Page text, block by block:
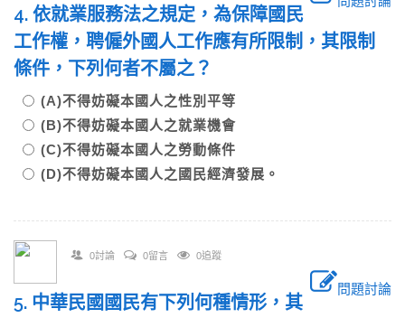
4. 依就業服務法之規定，為保障國民
工作權，聘僱外國人工作應有所限制，其限制
條件，下列何者不屬之？
(A)不得妨礙本國人之性別平等
(B)不得妨礙本國人之就業機會
(C)不得妨礙本國人之勞動條件
(D)不得妨礙本國人之國民經濟發展。
0討論 0留言 0追蹤
問題討論
5. 中華民國國民有下列何種情形，其